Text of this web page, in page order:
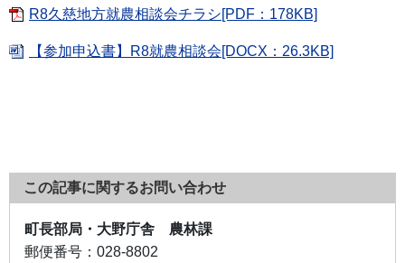
R8久慈地方就農相談会チラシ[PDF：178KB]
【参加申込書】R8就農相談会[DOCX：26.3KB]
この記事に関するお問い合わせ
町長部局・大野庁舎 農林課
郵便番号： 028-8802